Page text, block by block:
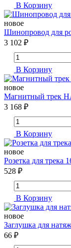
В Корзину
новое
Шинопровод для
3 102 ₽
В Корзину
новое
Магнитный
3 168 ₽
В Корзину
новое
Розетка для трека
528 ₽
В Корзину
новое
Заглушка для
66 ₽